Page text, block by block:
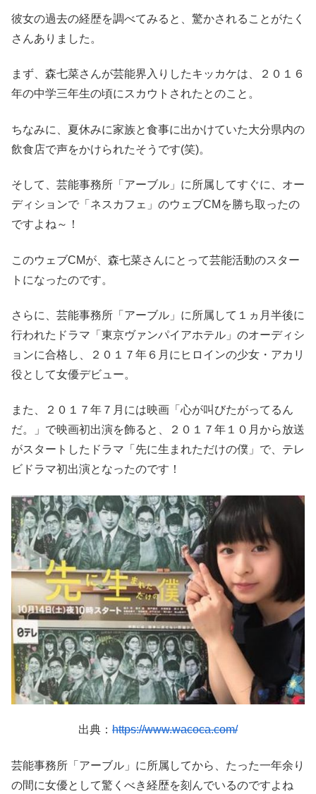
彼女の過去の経歴を調べてみると、驚かされることがたく
さんありました。
まず、森七菜さんが芸能界入りしたキッカケは、２０１６
年の中学三年生の頃にスカウトされたとのこと。
ちなみに、夏休みに家族と食事に出かけていた大分県内の
飲食店で声をかけられたそうです(笑)。
そして、芸能事務所「アーブル」に所属してすぐに、オー
ディションで「ネスカフェ」のウェブCMを勝ち取ったの
ですよね～！
このウェブCMが、森七菜さんにとって芸能活動のスター
トになったのです。
さらに、芸能事務所「アーブル」に所属して１ヵ月半後に
行われたドラマ「東京ヴァンパイアホテル」のオーディシ
ョンに合格し、２０１７年６月にヒロインの少女・アカリ
役として女優デビュー。
また、２０１７年７月には映画「心が叫びたがってるん
だ。」で映画初出演を飾ると、２０１７年１０月から放送
がスタートしたドラマ「先に生まれただけの僕」で、テレ
ビドラマ初出演となったのです！
出典： https://www.wacoca.com/
芸能事務所「アーブル」に所属してから、たった一年余り
の間に女優として驚くべき経歴を刻んでいるのですよね